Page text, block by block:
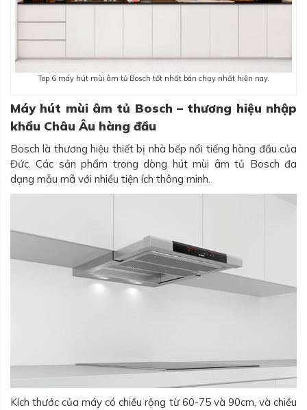
Top 6 máy hút mùi âm tủ Bosch tốt nhất bán chạy nhất hiện nay.
Máy hút mùi âm tủ Bosch – thương hiệu nhập
khẩu Châu Âu hàng đầu
Bosch là thương hiệu thiết bị nhà bếp nổi tiếng hàng đầu của
Đức. Các sản phẩm trong dòng hút mùi âm tủ Bosch đa
dạng mẫu mã với nhiều tiện ích thông minh.
Kích thước của máy có chiều rộng từ 60-75 và 90cm, và chiều